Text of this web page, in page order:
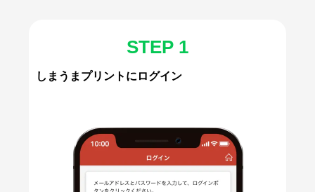
STEP 1
しまうまプリントにログイン